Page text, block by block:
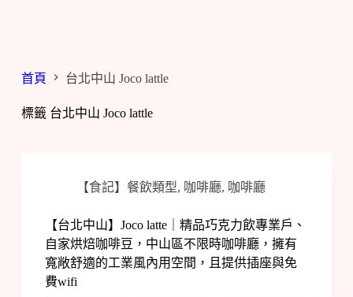
首頁 台北中山 Joco lattle
標籤台北中山 Joco lattle
【食記】餐飲類型, 咖啡廳, 咖啡廳
【台北中山】Joco latte｜精品巧克力飲專業戶、
自家烘焙咖啡豆，中山區不限時咖啡廳，擁有
寬敞舒適的工業風內用空間，且提供插座與免
費wifi